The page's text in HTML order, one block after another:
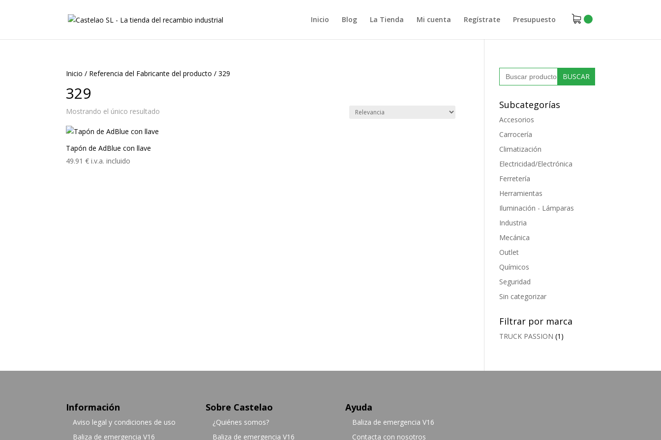
Inicio Blog La Tienda Mi cuenta Regístrate Presupuesto
Inicio / Referencia del Fabricante del producto /329
329
Mostrando el único resultado
Tapón de AdBlue con llave
49.91€ i.v.a. incluido
Buscar:
Subcategorías
Accesorios
Carrocería
Climatización
Electricidad/Electrónica
Ferretería
Herramientas
Iluminación - Lámparas
Industria
Mecánica
Outlet
Químicos
Seguridad
Sin categorizar
Filtrar por marca
TRUCK PASSION (1)
Información
Aviso legal y condiciones de uso
Baliza de emergencia V16
Sobre Castelao
¿Quiénes somos?
Baliza de emergencia V16
Ayuda
Baliza de emergencia V16
Contacta con nosotros